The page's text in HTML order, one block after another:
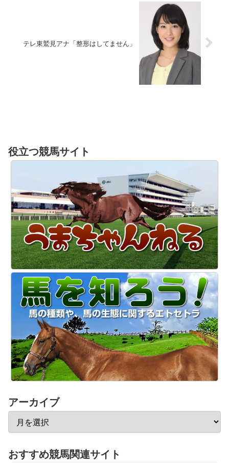
テレ東鷲見アナ「整形はしてません」
役立つ競馬サイト
アーカイブ
おすすめ競馬関連サイト